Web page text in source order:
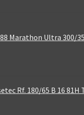
Marathon Ultra 300/35
Rf. 180/65 B 16 81H